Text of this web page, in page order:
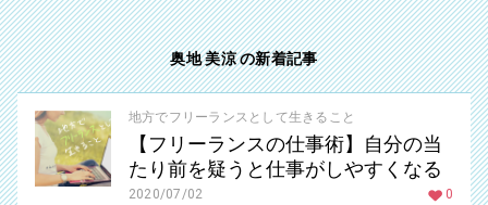
奥地 美涼 の新着記事
地方でフリーランスとして生きること
【フリーランスの仕事術】自分の当
たり前を疑うと仕事がしやすくなる
2020/07/02 0